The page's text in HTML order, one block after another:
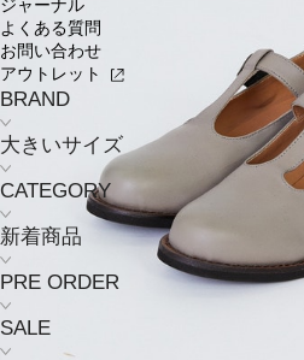
ジャーナル
よくある質問
お問い合わせ
アウトレット
BRAND
大きいサイズ
CATEGORY
新着商品
PRE ORDER
SALE